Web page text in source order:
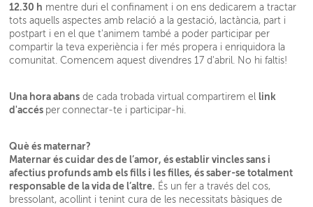
12.30 h mentre duri el confinament i on ens dedicarem a tractar
tots aquells aspectes amb relació a la gestació, lactància, part i
postpart i en el que t'animem també a poder participar per
compartir la teva experiència i fer més propera i enriquidora la
comunitat. Comencem aquest divendres 17 d'abril. No hi faltis!
Una hora abans de cada trobada virtual compartirem el link
d'accés per connectar-te i participar-hi.
Què és maternar?
Maternar és cuidar des de l’amor, és establir vincles sans i
afectius profunds amb els fills i les filles, és saber-se totalment
responsable de la vida de l’altre. És un fer a través del cos,
bressolant, acollint i tenint cura de les necessitats bàsiques de